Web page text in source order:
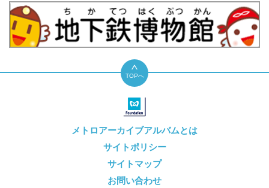
TOPへ
メトロアーカイブアルバムとは
サイトポリシー
サイトマップ
お問い合わせ